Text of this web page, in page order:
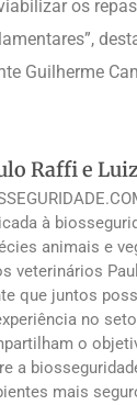
os
Guilherme
Raffi e
à
animais e
veterinários
que juntos
no
o
a
mais